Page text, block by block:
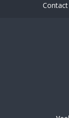
Contact